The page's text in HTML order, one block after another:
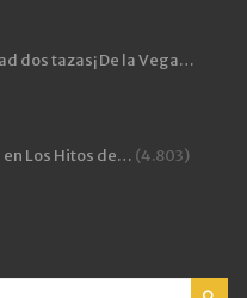
dos tazas¡ De la Vega…
Los Hitos de… (4.803)